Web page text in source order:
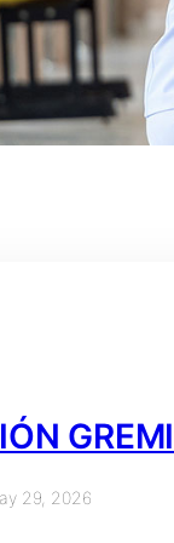
29, 2026